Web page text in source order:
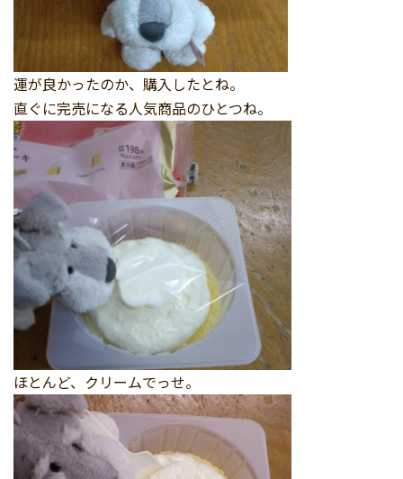
運が良かったのか、購入したとね。
直ぐに完売になる人気商品のひとつね。
ほとんど、クリームでっせ。